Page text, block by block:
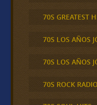
70S GREATEST
70S LOS AÑOS
70S LOS AÑOS
70S ROCK RADIO